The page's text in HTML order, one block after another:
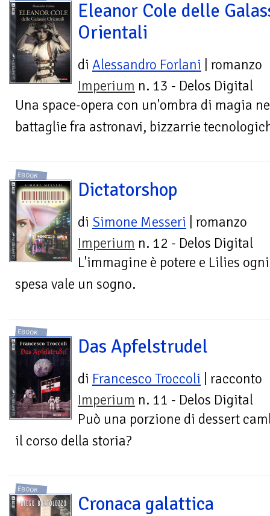
Eleanor Cole delle
Orientali
di Alessandro Forlani | romanzo
Imperium n. 13 - Delos Digital
Una space-opera con un'ombra di magia
battaglie fra astronavi, bizzarrie
EBOOK
Dictatorshop
di Simone Messeri | romanzo
Imperium n. 12 - Delos Digital
L'immagine è potere e Lilies ogni
spesa vale un sogno.
EBOOK
Das Apfelstrudel
di Francesco Troccoli | racconto
Imperium n. 11 - Delos Digital
Può una porzione di dessert
il corso della storia?
EBOOK
Cronaca galattica